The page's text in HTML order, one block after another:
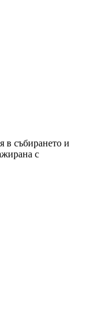
в събирането и
с